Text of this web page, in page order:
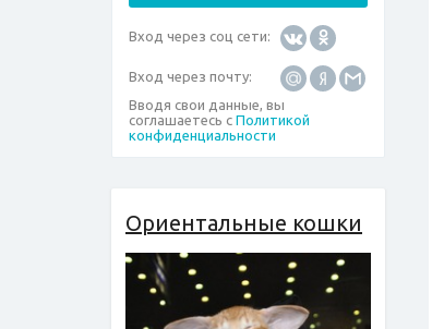
Вход через соц сети:
Вход через почту:
Вводя свои данные, вы
соглашаетесь с Политикой
конфиденциальности
Ориентальные кошки